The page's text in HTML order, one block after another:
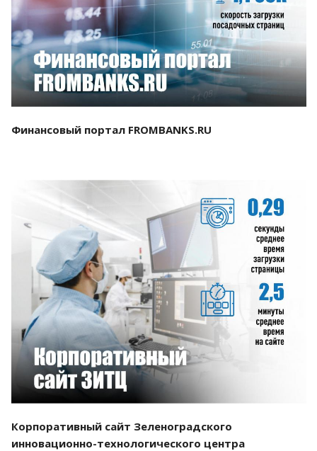
Смотреть проект
Финансовый портал FROMBANKS.RU
Смотреть проект
Корпоративный сайт Зеленоградского
инновационно-технологического центра